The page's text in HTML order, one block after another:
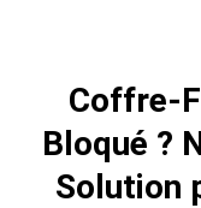
Coffre-
Bloqué ?
Solution